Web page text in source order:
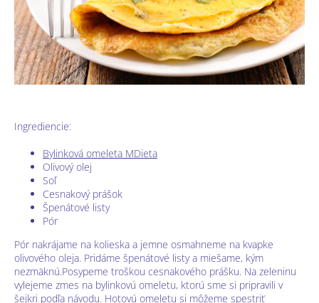
Ingrediencie:
Bylinková omeleta MDieta
Olivový olej
Soľ
Cesnakový prášok
Špenátové listy
Pór
Pór nakrájame na kolieska a jemne osmahneme na kvapke
olivového oleja. Pridáme špenátové listy a miešame, kým
nezmäknú.Posypeme troškou cesnakového prášku. Na zeleninu
vylejeme zmes na bylinkovú omeletu, ktorú sme si pripravili v
šejkri podľa návodu. Hotovú omeletu si môžeme spestriť